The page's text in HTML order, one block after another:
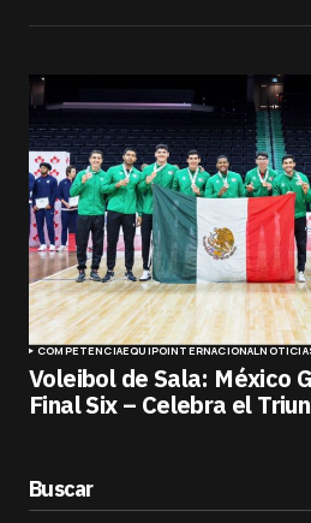
COMPETENCIAEQUIPOINTERNACIONAL
Voleibol de Sala: México
Final Six – Celebra el
Buscar